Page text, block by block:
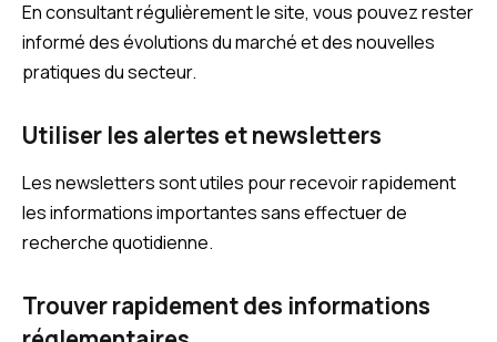
En consultant régulièrement le site, vous pouvez rester
informé des évolutions du marché et des nouvelles
pratiques du secteur.
Utiliser les alertes et newsletters
Les newsletters sont utiles pour recevoir rapidement
les informations importantes sans effectuer de
recherche quotidienne.
Trouver rapidement des informations